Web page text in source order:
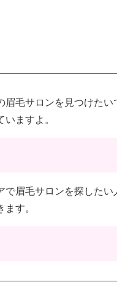
毛サロンを見つけた
ますよ。
眉毛サロンを探した
す。